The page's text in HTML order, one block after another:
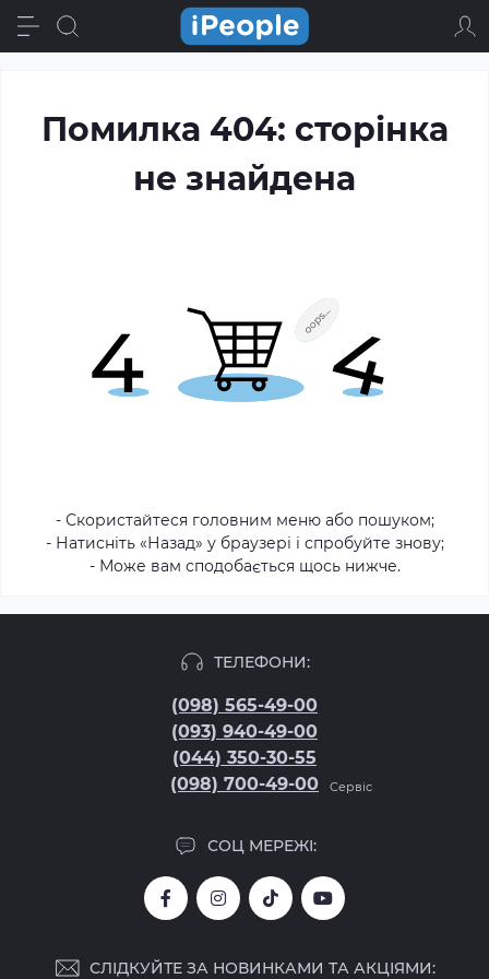
Помилка 404: сторінка
не знайдена
- Скористайтеся головним меню або пошуком;
- Натисніть «Назад» у браузері і спробуйте знову;
- Може вам сподобається щось нижче.
ТЕЛЕФОНИ:
(098) 565-49-00
(093) 940-49-00
(044) 350-30-55
(098) 700-49-00
Сервіс
СОЦ МЕРЕЖІ:
СЛІДКУЙТЕ ЗА НОВИНКАМИ ТА АКЦІЯМИ: